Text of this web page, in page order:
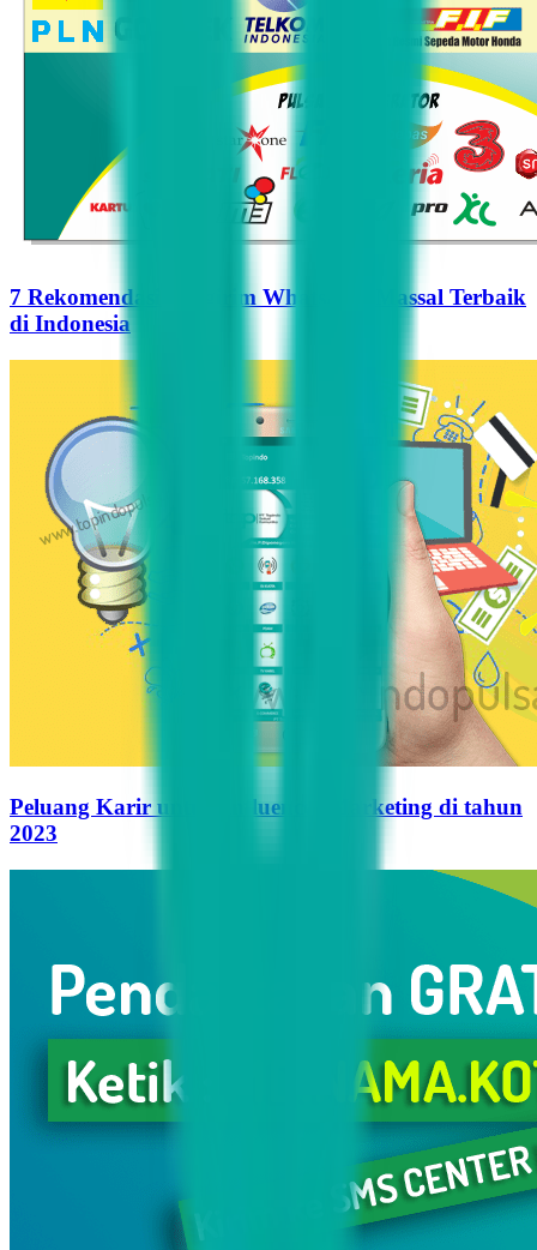
7 Rekomendasi Pengirim WhatsApp Massal Terbaik
di Indonesia
Peluang Karir untuk Influencer Marketing di tahun
2023